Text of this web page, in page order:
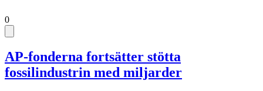
0
AP-fonderna fortsätter stötta
fossilindustrin med miljarder